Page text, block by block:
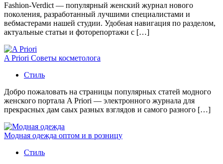
Fashion-Verdict — популярный женский журнал нового
поколения, разработанный лучшими специалистами и
вебмастерами нашей студии. Удобная навигация по разделом,
актуальные статьи и фоторепортажи с […]
A Priori Советы косметолога
Стиль
Добро пожаловать на страницы популярных статей модного
женского портала A Priori — электронного журнала для
прекрасных дам саых разных взглядов и самого разного […]
Модная одежда оптом и в розницу
Стиль